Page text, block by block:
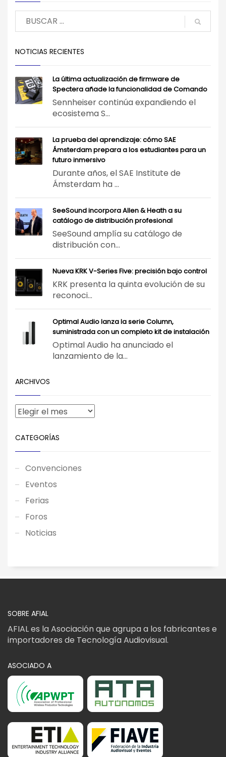
NOTICIAS RECIENTES
La última actualización de firmware de
Spectera añade la funcionalidad de Comando
Sennheiser continúa expandiendo el
ecosistema S...
La prueba del aprendizaje: cómo SAE
Ámsterdam prepara a los estudiantes para un
futuro inmersivo
Durante años, el SAE Institute de
Ámsterdam ha ...
SeeSound incorpora Allen & Heath a su
catálogo de distribución profesional
SeeSound amplía su catálogo de
distribución con...
Nueva KRK V-Series Five: precisión bajo control
KRK presenta la quinta evolución de su
reconoci...
Optimal Audio lanza la serie Column,
suministrada con un completo kit de instalación
Optimal Audio ha anunciado el
lanzamiento de la...
ARCHIVOS
CATEGORÍAS
Convenciones
Eventos
Ferias
Foros
Noticias
SOBRE AFIAL
AFIAL es la Asociación que agrupa a los fabricantes e
importadores de Tecnología Audiovisual.
ASOCIADO A